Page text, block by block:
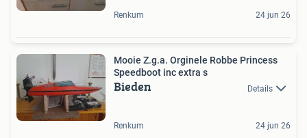
Renkum 24 jun 26
Mooie Z.g.a. Orginele Robbe Princess
Speedboot inc extra s
Bieden Details
Renkum 24 jun 26